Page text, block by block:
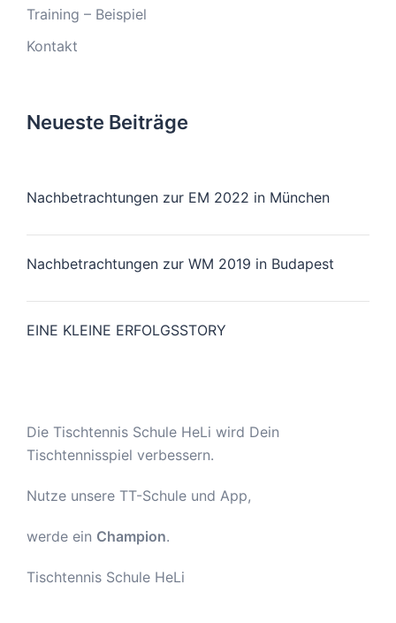
Training – Beispiel
Kontakt
Neueste Beiträge
Nachbetrachtungen zur EM 2022 in München
Nachbetrachtungen zur WM 2019 in Budapest
EINE KLEINE ERFOLGSSTORY
Die Tischtennis Schule HeLi wird Dein
Tischtennisspiel verbessern.
Nutze unsere TT-Schule und App,
werde ein Champion.
Tischtennis Schule HeLi